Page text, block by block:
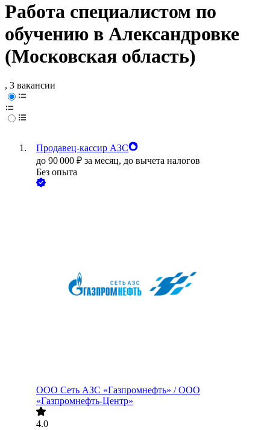
Работа специалистом по
обучению в Александровке
(Московская область)
, 3 вакансии
Продавец-кассир АЗС
до 90 000 ₽ за месяц, до вычета налогов
Без опыта
ООО Сеть АЗС «Газпромнефть» / ООО
«Газпромнефть-Центр»
4.0